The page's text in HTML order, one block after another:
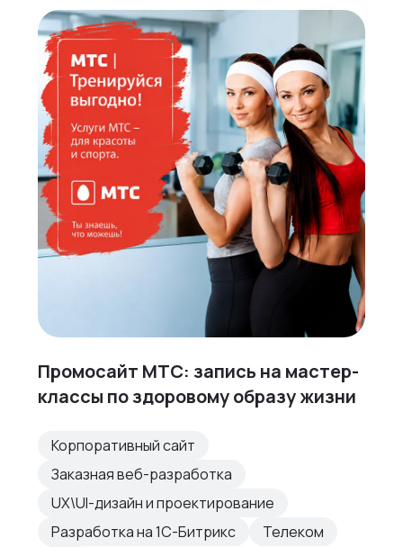
Промосайт МТС: запись на мастер-
классы по здоровому образу жизни
Корпоративный сайт
Заказная веб-разработка
UX\UI-дизайн и проектирование
Разработка на 1С-Битрикс
Телеком